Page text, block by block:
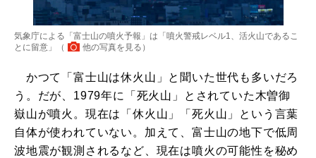
気象庁による「富士山の噴火予報」は「噴火警戒レベル1、活火山であるこ
とに留意」（
他の写真を見る ）
かつて「富士山は休火山」と聞いた世代も多いだろ
う。だが、1979年に「死火山」とされていた木曽御
嶽山が噴火。現在は「休火山」「死火山」という言葉
自体が使われていない。加えて、富士山の地下で低周
波地震が観測されるなど、現在は噴火の可能性を秘め